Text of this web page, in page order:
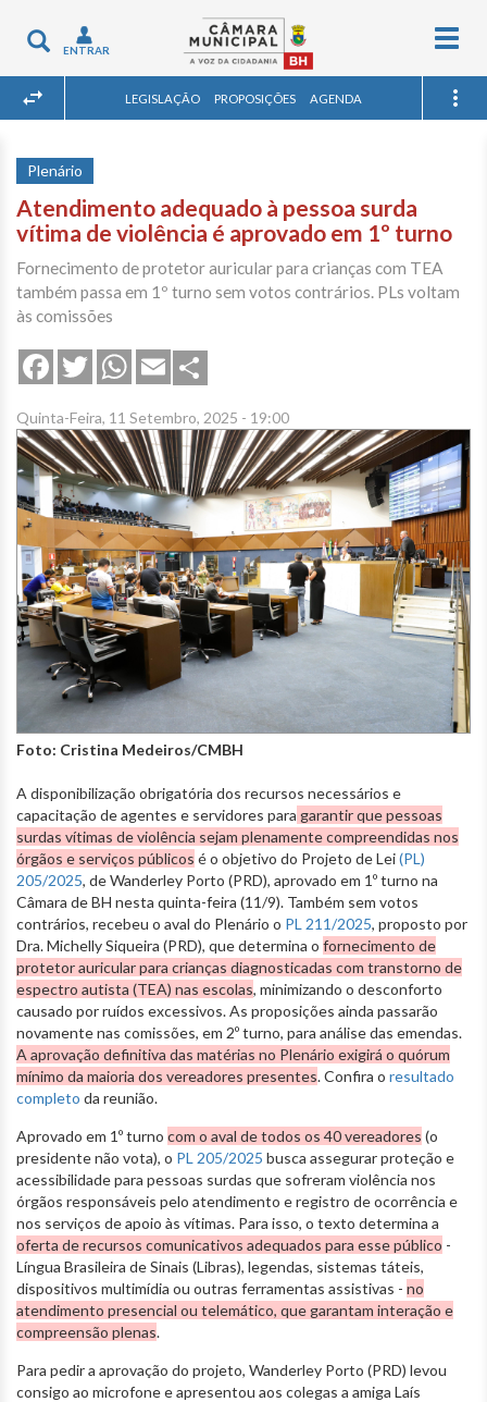
Toggle
navigation
ENTRAR
LEGISLAÇÃO PROPOSIÇÕES AGENDA
Plenário
Atendimento adequado à pessoa surda
vítima de violência é aprovado em 1º turno
Fornecimento de protetor auricular para crianças com TEA
também passa em 1º turno sem votos contrários. PLs voltam
às comissões
FacebookTwitterWhatsApp
Email
Quinta-Feira, 11 Setembro, 2025 - 19:00
Foto: Cristina Medeiros/CMBH
A disponibilização obrigatória dos recursos necessários e
capacitação de agentes e servidores para garantir que pessoas
surdas vítimas de violência sejam plenamente compreendidas nos
órgãos e serviços públicos é o objetivo do Projeto de Lei(PL)
205/2025, de Wanderley Porto (PRD), aprovado em 1º turno na
Câmara de BH nesta quinta-feira (11/9). Também sem votos
contrários, recebeu o aval do Plenário o PL 211/2025, proposto por
Dra. Michelly Siqueira (PRD), que determina o fornecimento de
protetor auricular para crianças diagnosticadas com transtorno de
espectro autista (TEA) nas escolas, minimizando o desconforto
causado por ruídos excessivos. As proposições ainda passarão
novamente nas comissões, em 2º turno, para análise das emendas.
A aprovação definitiva das matérias no Plenário exigirá o quórum
mínimo da maioria dos vereadores presentes. Confira o resultado
completo da reunião.
Aprovado em 1º turno com o aval de todos os 40 vereadores (o
presidente não vota), o PL 205/2025 busca assegurar proteção e
acessibilidade para pessoas surdas que sofreram violência nos
órgãos responsáveis pelo atendimento e registro de ocorrência e
nos serviços de apoio às vítimas. Para isso, o texto determina a
oferta de recursos comunicativos adequados para esse público -
Língua Brasileira de Sinais (Libras), legendas, sistemas táteis,
dispositivos multimídia ou outras ferramentas assistivas - no
atendimento presencial ou telemático, que garantam interação e
compreensão plenas.
Para pedir a aprovação do projeto, Wanderley Porto (PRD) levou
consigo ao microfone e apresentou aos colegas a amiga Laís